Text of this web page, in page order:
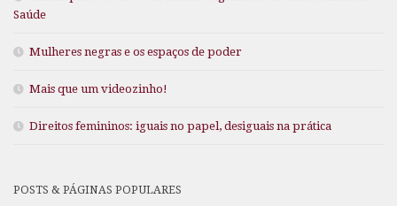
Saúde
Mulheres negras e os espaços de poder
Mais que um videozinho!
Direitos femininos: iguais no papel, desiguais na prática
POSTS & PÁGINAS POPULARES